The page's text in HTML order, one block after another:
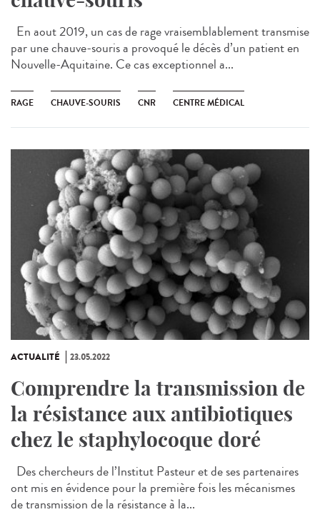
En aout 2019, un cas de rage vraisemblablement transmise
par une chauve-souris a provoqué le décès d’un patient en
Nouvelle-Aquitaine. Ce cas exceptionnel a...
RAGE CHAUVE-SOURIS CNR CENTRE MÉDICAL
ACTUALITÉ 23.05.2022
Comprendre la transmission de
la résistance aux antibiotiques
chez le staphylocoque doré
Des chercheurs de l’Institut Pasteur et de ses partenaires
ont mis en évidence pour la première fois les mécanismes
de transmission de la résistance à la...